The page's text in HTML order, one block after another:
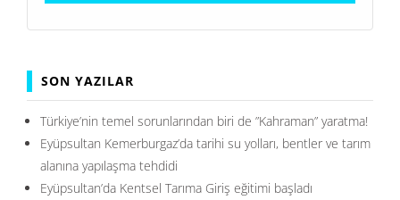
SON YAZILAR
Türkiye’nin temel sorunlarından biri de ”Kahraman” yaratma!
Eyüpsultan Kemerburgaz’da tarihi su yolları, bentler ve tarım
alanına yapılaşma tehdidi
Eyüpsultan’da Kentsel Tarıma Giriş eğitimi başladı